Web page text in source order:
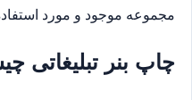
‏مجموعه موجود و مورد
چاپ بنر تبلیغاتی